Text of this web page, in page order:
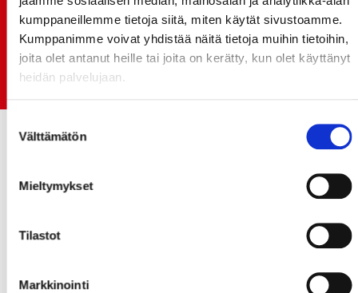
kumppaneillemme tietoja siitä, miten käytät sivustoamme.
Kumppanimme voivat yhdistää näitä tietoja muihin tietoihin,
joita olet antanut heille tai joita on kerätty, kun olet käyttänyt
heidän palvelujaan.
valinta
Välttämätön
Mieltymykset
Tilastot
Markkinointi
monikymmenvuotiselle yhteistyölle
06.07.
Early Bird-lippupaketit nyt myynnissä! - näe
Jokerit-matsi ja useat muut